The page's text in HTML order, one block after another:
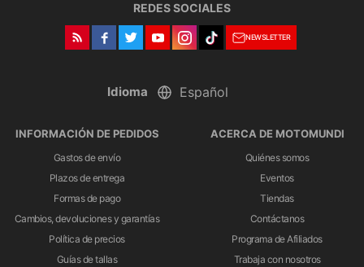
REDES SOCIALES
NEWSLETTER
Idioma
INFORMACIÓN DE PEDIDOS
Gastos de envío
Plazos de entrega
Formas de pago
Cambios, devoluciones y garantías
Política de precios
Guías de tallas
ACERCA DE MOTOMUNDI
Quiénes somos
Eventos
Tiendas
Contáctanos
Programa de Afiliados
Trabaja con nosotros